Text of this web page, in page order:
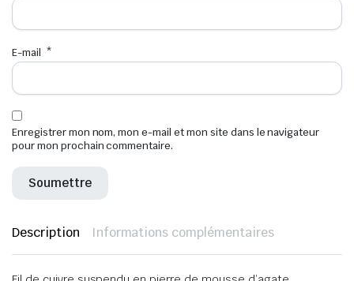
E-mail *
Enregistrer mon nom, mon e-mail et mon site dans le navigateur
pour mon prochain commentaire.
Description Informations complémentaires